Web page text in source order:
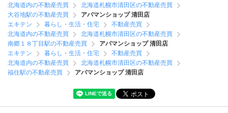
北海道内の不動産売買
北海道札幌市清田区の不動産売買
大谷地駅の不動産売買
アパマンショップ 清田店
エキテン
暮らし・生活・住宅
不動産売買
北海道内の不動産売買
北海道札幌市清田区の不動産売買
南郷１８丁目駅の不動産売買
アパマンショップ 清田店
エキテン
暮らし・生活・住宅
不動産売買
北海道内の不動産売買
北海道札幌市清田区の不動産売買
福住駅の不動産売買
アパマンショップ 清田店